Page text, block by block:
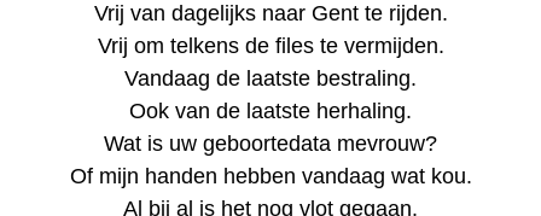
Vrij van dagelijks naar Gent te rijden.
Vrij om telkens de files te vermijden.
Vandaag de laatste bestraling.
Ook van de laatste herhaling.
Wat is uw geboortedata mevrouw?
Of mijn handen hebben vandaag wat kou.
Al bij al is het nog vlot gegaan.